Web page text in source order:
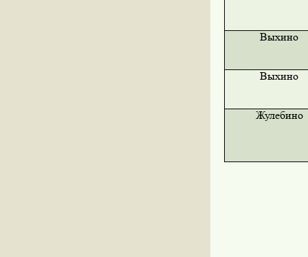
Выхино
Выхино
Жулебино